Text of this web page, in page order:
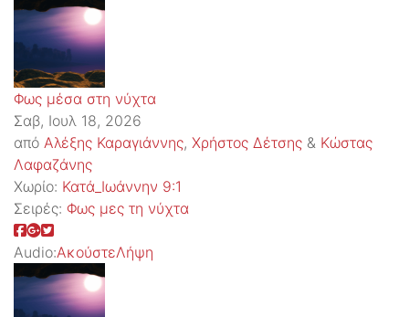
Φως μέσα στη νύχτα
Σαβ, Ιουλ 18, 2026
από Αλέξης Καραγιάννης, Χρήστος Δέτσης & Κώστας
Λαφαζάνης
Χωρίο: Κατά_Ιωάννην 9:1
Σειρές: Φως μες τη νύχτα
Audio:ΑκούστεΛήψη